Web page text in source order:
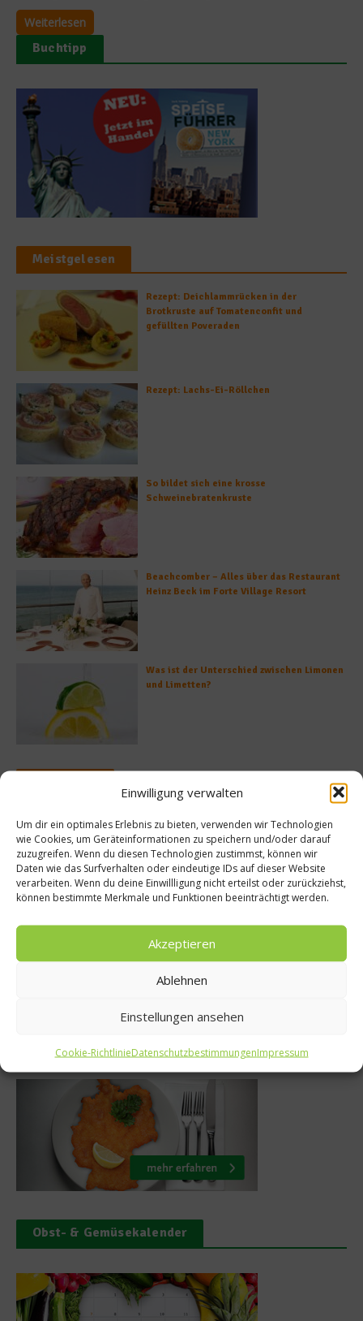
Einwilligung verwalten
Um dir ein optimales Erlebnis zu bieten, verwenden wir Technologien
wie Cookies, um Geräteinformationen zu speichern und/oder darauf
zuzugreifen. Wenn du diesen Technologien zustimmst, können wir
Daten wie das Surfverhalten oder eindeutige IDs auf dieser Website
verarbeiten. Wenn du deine Einwillligung nicht erteilst oder zurückziehst,
können bestimmte Merkmale und Funktionen beeinträchtigt werden.
Akzeptieren
Ablehnen
Einstellungen ansehen
Cookie-RichtlinieDatenschutzbestimmungenImpressum
Weiterlesen
Buchtipp
Meistgelesen
Rezept: Deichlammrücken in der
Brotkruste auf Tomatenconfit und
gefüllten Poveraden
Rezept: Lachs-Ei-Röllchen
So bildet sich eine krosse
Schweinebratenkruste
Beachcomber – Alles über das Restaurant
Heinz Beck im Forte Village Resort
Was ist der Unterschied zwischen Limonen
und Limetten?
Bio
Kneipp:
Spaß
Kochen &
Spätzle selber
dem Spätzle-
Obst- & Gemüsekalender